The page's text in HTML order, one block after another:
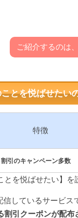
ご紹介するのは
とを悦ばせたい
特徴
引のキャンペーン多数
とを悦ばせたい】を
しているサービス
引クーポンが配